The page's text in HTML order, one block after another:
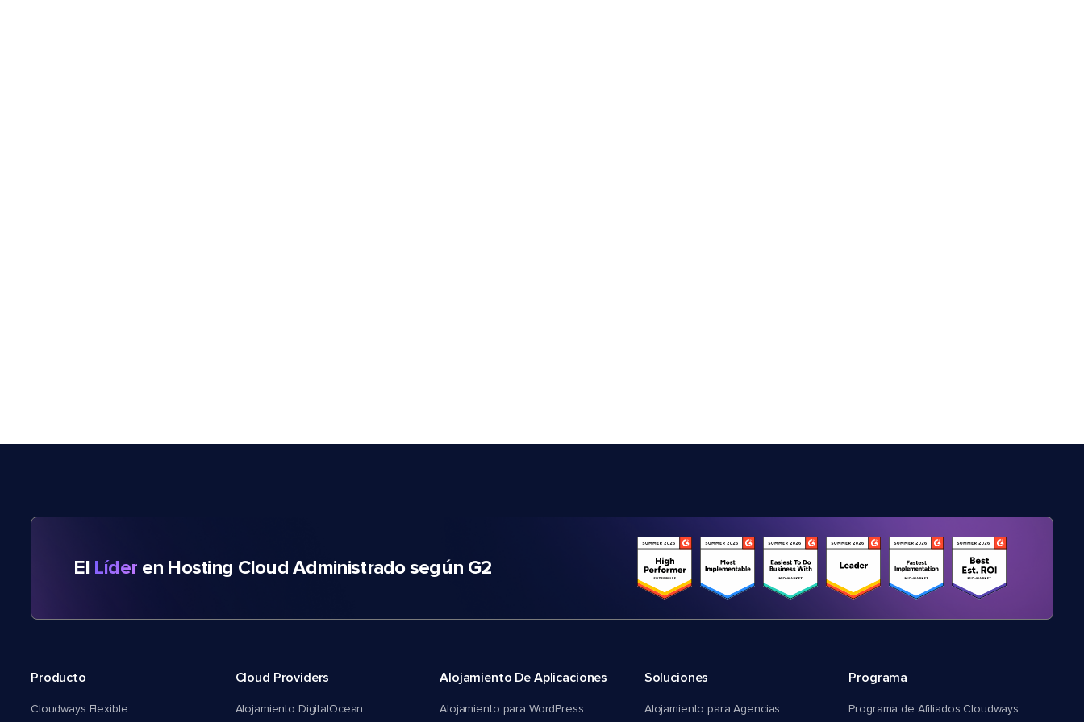
El Líder en Hosting Cloud Administrado según G2
Producto
Cloudways Flexible
Cloud Providers
Alojamiento DigitalOcean
Alojamiento De Aplicaciones
Alojamiento para WordPress
Soluciones
Alojamiento para Agencias
Programa
Programa de Afiliados Cloudways